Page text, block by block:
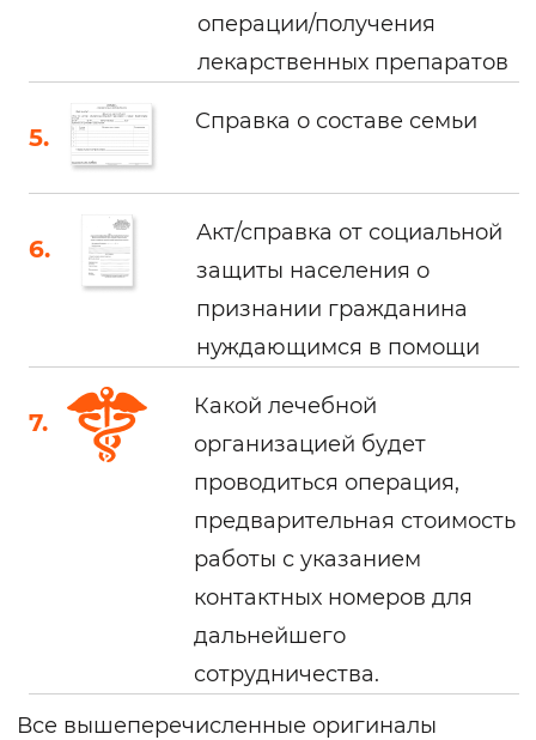
операции/получения
лекарственных препаратов
Справка о составе семьи
Акт/справка от социальной
защиты населения о
признании гражданина
нуждающимся в помощи
Какой лечебной
организацией будет
проводиться операция,
предварительная стоимость
работы с указанием
контактных номеров для
дальнейшего
сотрудничества.
Все вышеперечисленные оригиналы